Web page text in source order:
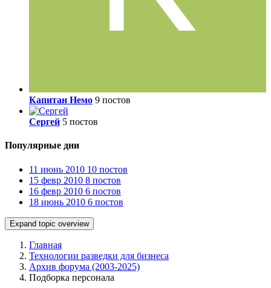
Капитан Немо 9 постов
Сергей 5 постов
Популярные дни
11 июнь 2010 10 постов
15 февр 2010 8 постов
16 февр 2010 6 постов
18 июнь 2010 6 постов
Expand topic overview
Главная
Технологии разведки для бизнеса
Архив форума (2003-2025)
Подборка персонала